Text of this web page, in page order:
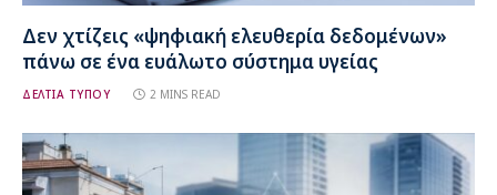
Δεν χτίζεις «ψηφιακή ελευθερία δεδομένων»
πάνω σε ένα ευάλωτο σύστημα υγείας
ΔΕΛΤΙΑ ΤΥΠΟΥ 2 MINS READ